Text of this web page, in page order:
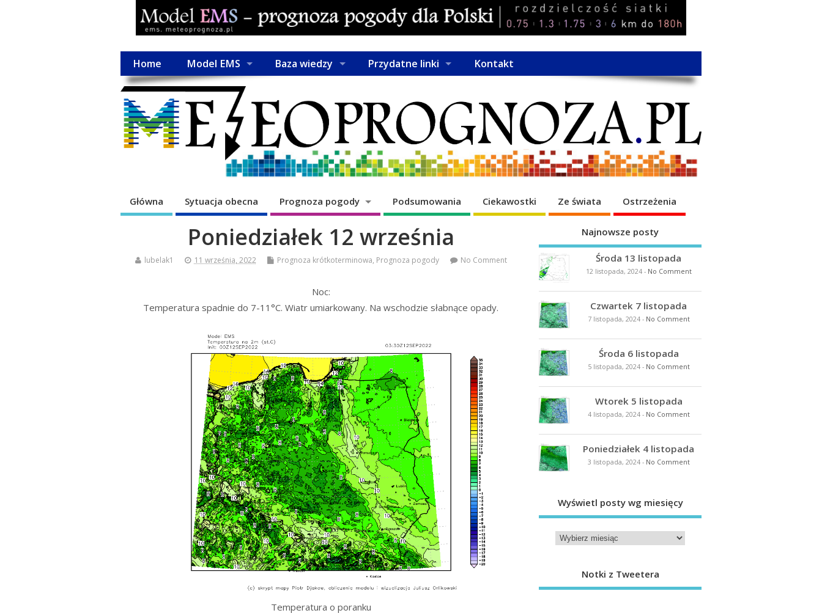
Home Model EMS Baza wiedzy Przydatne linki Kontakt
Główna Sytuacja obecna Prognoza pogody Podsumowania Ciekawostki Ze świata Ostrzeżenia
Poniedziałek 12 września
lubelak1 11 września, 2022 Prognoza krótkoterminowa, Prognoza pogody No Comment
Noc:
Temperatura spadnie do 7-11°C. Wiatr umiarkowany. Na wschodzie słabnące opady.
Temperatura o poranku
Najnowsze posty
Środa 13 listopada
12 listopada, 2024- No Comment
Czwartek 7 listopada
7 listopada, 2024- No Comment
Środa 6 listopada
5 listopada, 2024- No Comment
Wtorek 5 listopada
4 listopada, 2024- No Comment
Poniedziałek 4 listopada
3 listopada, 2024- No Comment
Wyświetl posty wg miesięcy
Notki z Tweetera